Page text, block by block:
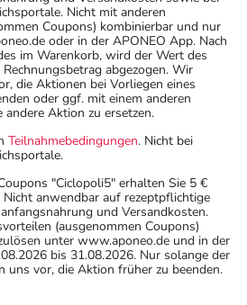
Nicht mit anderen
Coupons) kombinierbar und nur
oder in der APONEO App. Nach
im Warenkorb, wird der Wert des
abgezogen. Wir
die Aktionen bei Vorliegen eines
oder ggf. mit einem anderen
andere Aktion zu ersetzen.
Teilnahmebedingungen. Nicht bei
"Ciclopoli5" erhalten Sie 5 €
anwendbar auf rezeptpflichtige
und Versandkosten.
(ausgenommen Coupons)
unter www.aponeo.de und in der
bis 31.08.2026. Nur solange der
uns vor, die Aktion früher zu beenden.